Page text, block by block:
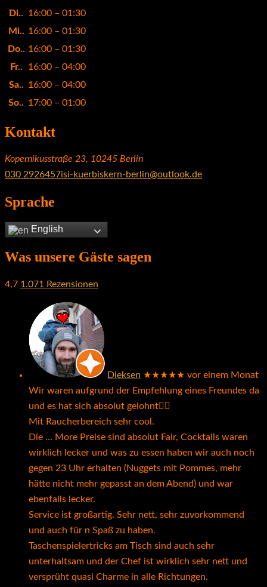
Di..
16:00 – 01:30
Mi.. 16:00 – 01:30
Do.. 16:00 – 01:30
Fr..
16:00 – 04:00
Sa.. 16:00 – 04:00
So.. 17:00 – 01:00
Kontakt
Kopernikusstraße 23, 10245 Berlin
030 2926457isi-kuerbiskern-berlin@outlook.de
Sprache
English
Was unsere Gäste sagen
4,7 1.071 Rezensionen
Dieksen ★★★★★ vor einem Monat
Wir waren aufgrund der Empfehlung eines Freundes da
und es hat sich absolut gelohnt👌🏼
Mit Raucherbereich sehr cool.
Die … More Preise sind absolut Fair, Cocktails waren
wirklich lecker und was zu essen haben wir auch noch
gegen 23 Uhr erhalten (Nuggets mit Pommes, mehr
hätte nicht mehr gepasst an dem Abend) und war
ebenfalls lecker.
Service ist großartig. Sehr nett, sehr zuvorkommend
und auch für n Spaß zu haben.
Taschenspielertricks am Tisch sind auch sehr
unterhaltsam und der Chef ist wirklich sehr nett und
versprüht quasi Charme in alle Richtungen.